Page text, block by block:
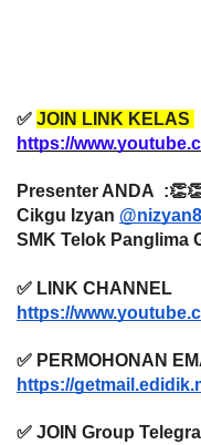
✅ JOIN LINK KELAS
https://
Presenter ANDA
Cikgu Izyan
SMK Telok Panglima
✅ LINK CHANNEL
https://
✅ PERMOHONAN
https://
✅ JOIN Group